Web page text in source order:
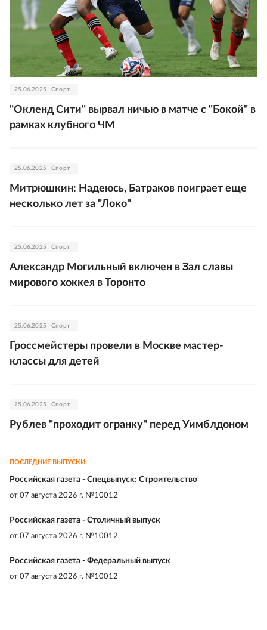
25.06.2025 Спорт
"Окленд Сити" вырвал ничью в матче с "Бокой" в
рамках клубного ЧМ
25.06.2025 Спорт
Митрюшкин: Надеюсь, Батраков поиграет еще
несколько лет за "Локо"
25.06.2025 Спорт
Александр Могильный включен в Зал славы
мирового хоккея в Торонто
25.06.2025 Спорт
Гроссмейстеры провели в Москве мастер-
классы для детей
25.06.2025 Спорт
Рублев "проходит огранку" перед Уимблдоном
ПОСЛЕДНИЕ ВЫПУСКИ:
Российская газета - Спецвыпуск: Строительство
от 07 августа 2026 г. №10012
Российская газета - Столичный выпуск
от 07 августа 2026 г. №10012
Российская газета - Федеральный выпуск
от 07 августа 2026 г. №10012